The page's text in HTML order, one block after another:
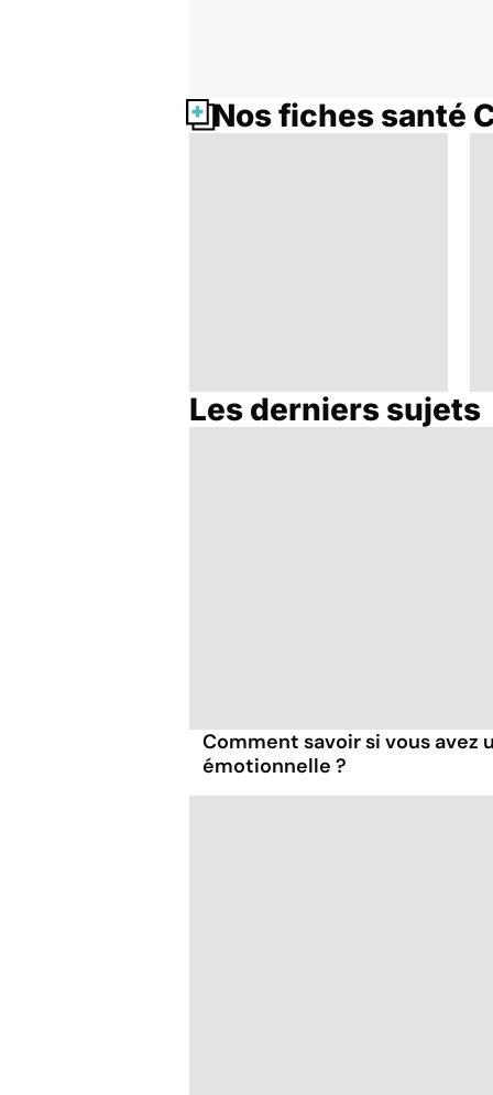
Nos fiches santé
Tout savoir sur le
Les derniers sujets
Comment savoir si vous avez
émotionnelle ?